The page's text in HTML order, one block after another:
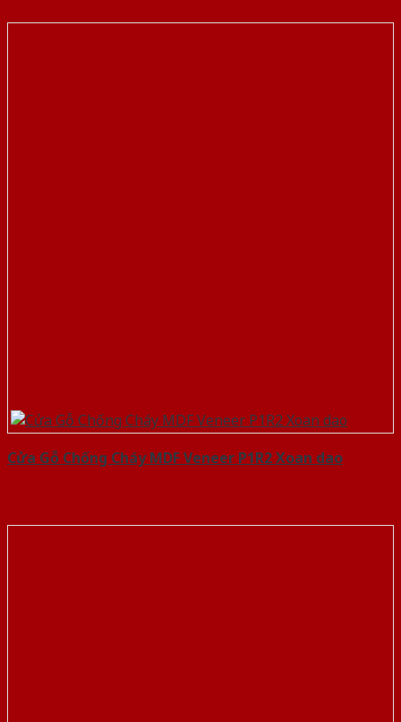
Cửa Gỗ Chống Cháy MDF Veneer P1R2 Xoan dao